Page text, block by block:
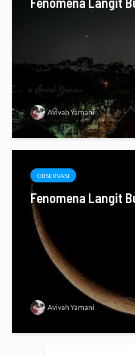
Avivah Yamani
OBSERVASI
Fenomena Langit
Avivah Yamani